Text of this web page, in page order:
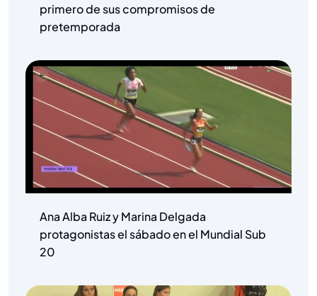
primero de sus compromisos de
pretemporada
Ana Alba Ruiz y Marina Delgada
protagonistas el sábado en el Mundial Sub
20